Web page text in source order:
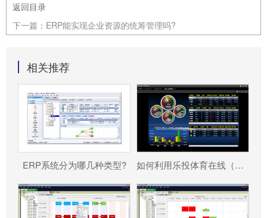
返回目录
下一篇： ERP能实现企业资源的统筹管理吗?
相关推荐
ERP系统分为哪几种类型? 如何利用乐投体育在线（中国）唯一官方网站 帮助企业更好地规避风险?